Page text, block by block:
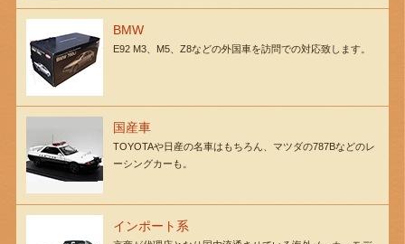
BMW
E92 M3、M5、Z8などの外国車を訪問での対応致します。
国産車
TOYOTAや日産の名車はもちろん、マツダの787Bなどのレ
ーシングカーも。
インポート系